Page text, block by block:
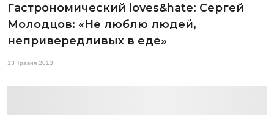
Гастрономический loves&hate: Сергей
Молодцов: «Не люблю людей,
непривередливых в еде»
13 Травня 2013